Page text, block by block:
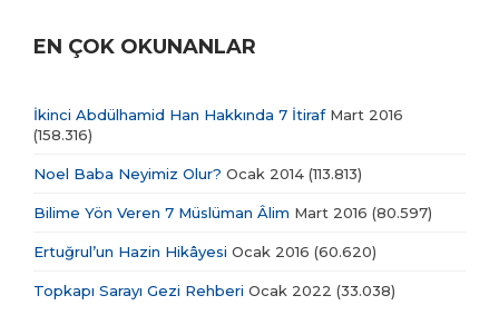
EN ÇOK OKUNANLAR
İkinci Abdülhamid Han Hakkında 7 İtirafMart 2016
(158.316)
Noel Baba Neyimiz Olur? Ocak 2014 (113.813)
Bilime Yön Veren 7 Müslüman Âlim Mart 2016 (80.597)
Ertuğrul’un Hazin Hikâyesi Ocak 2016 (60.620)
Topkapı Sarayı Gezi Rehberi Ocak 2022 (33.038)